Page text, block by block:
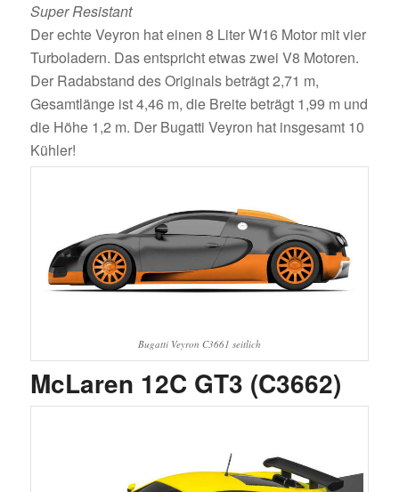
Super Resistant
Der echte Veyron hat einen 8 Liter W16 Motor mit vier
Turboladern. Das entspricht etwas zwei V8 Motoren.
Der Radabstand des Originals beträgt 2,71 m,
Gesamtlänge ist 4,46 m, die Breite beträgt 1,99 m und
die Höhe 1,2 m. Der Bugatti Veyron hat insgesamt 10
Kühler!
Bugatti Veyron C3661 seitlich
McLaren 12C GT3 (C3662)